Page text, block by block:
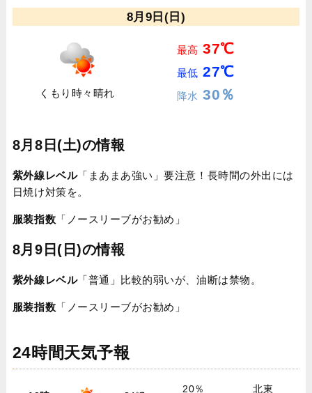
8月9日(日)
くもり時々晴れ
最高 37℃
最低 27℃
降水 30％
8月8日(土)の情報
紫外線レベル「まあまあ強い」要注意！長時間の外出には
日焼け対策を。
服装指数 「ノースリーブがお勧め」
8月9日(日)の情報
紫外線レベル「普通」比較的弱いが、油断は禁物。
服装指数 「ノースリーブがお勧め」
24時間天気予報
20％
北東